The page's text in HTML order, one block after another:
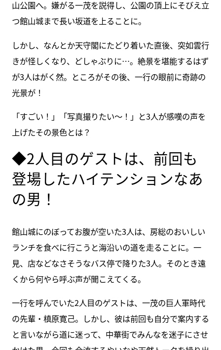
山公園へ。嫌がる一茂を説得し、公園の頂上にそびえ立
つ館山城まで長い坂道を上ることに。
しかし、なんとか天守閣にたどり着いた直後、突如雲行
きが怪しくなり、どしゃぶりに…。絶景を堪能するはず
が3人はがく然。ところがその後、一行の眼前に奇跡の
光景が！
「すごい！」「写真撮りたい～！」と3人が感嘆の声を
上げたその景色とは？
◆2人目のゲストは、前回も
登場したハイテンションなあ
の男！
館山城にのぼってお腹が空いた3人は、房総のおいしい
ランチを食べに行こうと海沿いの道を走ることに。一
見、店などなさそうなバス停で降りた3人。そのとき遠
くから何やら呼ぶ声が聞こえてくる。
一行を呼んでいた2人目のゲストは、一茂の巨人軍時代
の先輩・槙原寛己。しかし、彼は前回も自分で案内する
と言いながら道に迷って、中華街でみんなを迷子にさせ